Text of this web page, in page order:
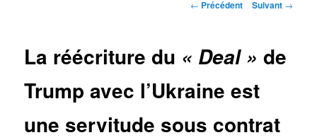
Navigation
← Précédent Suivant →
La réécriture du « Deal » de
Trump avec l’Ukraine est
une servitude sous contrat